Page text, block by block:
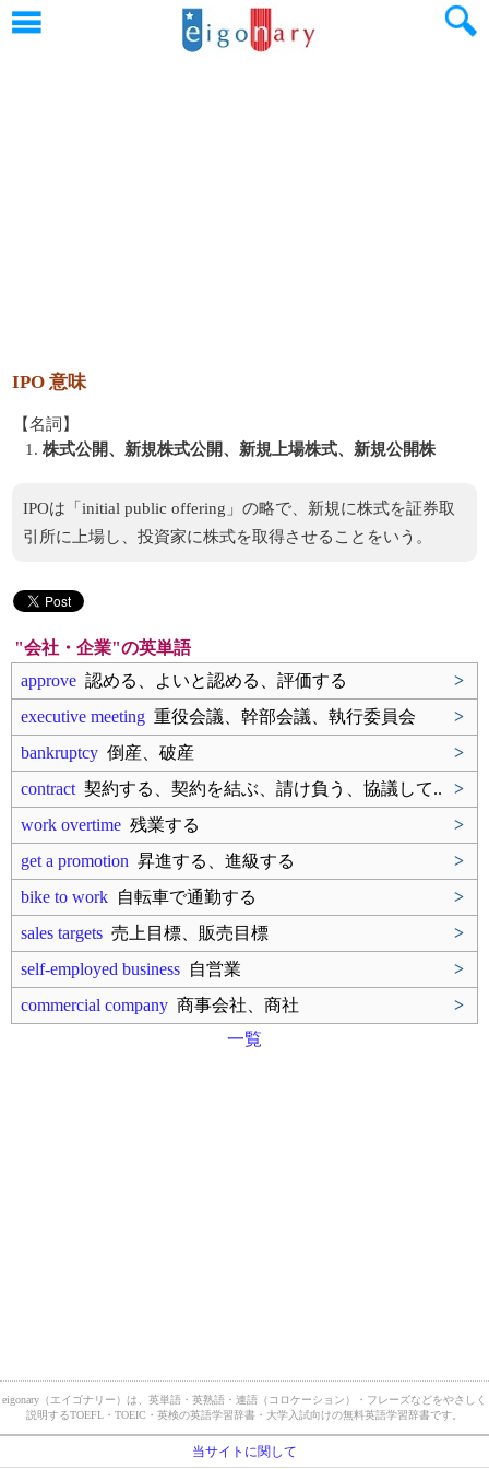
IPO 意味
【名詞】
1. 株式公開、新規株式公開、新規上場株式、新規公開株
IPOは「initial public offering」の略で、新規に株式を証券取
引所に上場し、投資家に株式を取得させることをいう。
"会社・企業"の英単語
approve 認める、よいと認める、評価する
>
executive meeting 重役会議、幹部会議、執行委員会
>
bankruptcy 倒産、破産
>
contract 契約する、契約を結ぶ、請け負う、協議して..
>
work overtime 残業する
>
get a promotion 昇進する、進級する
>
bike to work 自転車で通勤する
>
sales targets 売上目標、販売目標
>
self-employed business 自営業
>
commercial company 商事会社、商社
>
一覧
eigonary（エイゴナリー）は、英単語・英熟語・連語（コロケーション）・フレーズなどをやさしく
説明するTOEFL・TOEIC・英検の英語学習辞書・大学入試向けの無料英語学習辞書です。
当サイトに関して